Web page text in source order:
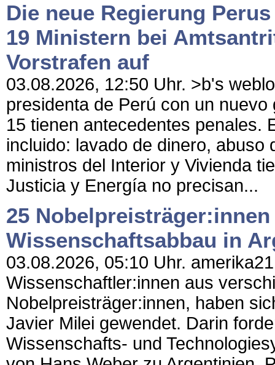
Die neue Regierung
19 Ministern bei
Vorstrafen auf
03.08.2026, 12:50 Uhr. >b's
presidenta de Perú con un
15 tienen antecedentes penales.
incluido: lavado de dinero,
ministros del Interior y Vivienda
Justicia y Energía no precisan...
25
Wissenschaftsabbau in
03.08.2026, 05:10 Uhr.
Wissenschaftler:innen aus
Nobelpreisträger:innen, haben
Javier Milei gewendet. Darin
Wissenschafts- und